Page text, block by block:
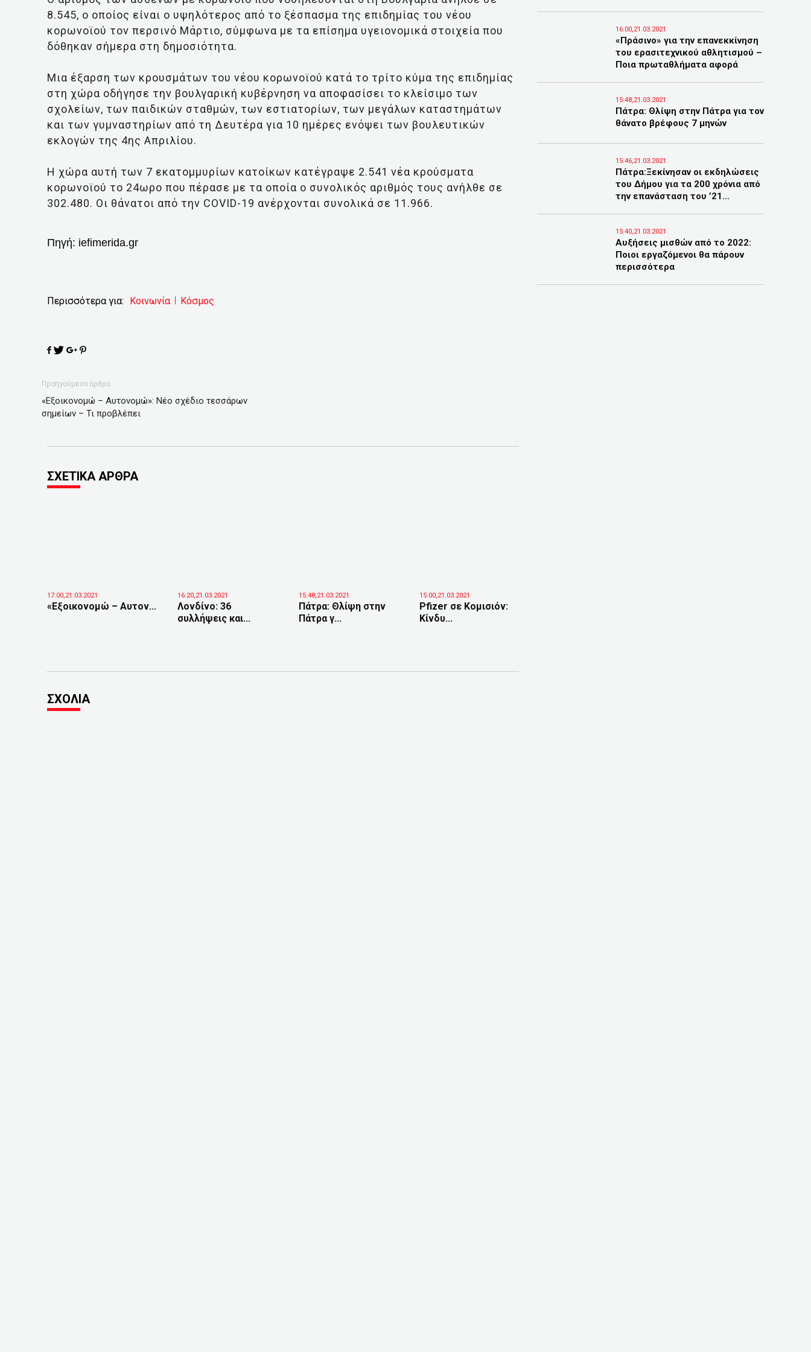
8.545, ο οποίος είναι ο υψηλότερος από το ξέσπασμα της επιδημίας του νέου
κορωνοϊού τον περσινό Μάρτιο, σύμφωνα με τα επίσημα υγειονομικά στοιχεία που
δόθηκαν σήμερα στη δημοσιότητα.
Μια έξαρση των κρουσμάτων του νέου κορωνοϊού κατά το τρίτο κύμα της επιδημίας
στη χώρα οδήγησε την βουλγαρική κυβέρνηση να αποφασίσει το κλείσιμο των
σχολείων, των παιδικών σταθμών, των εστιατορίων, των μεγάλων καταστημάτων
και των γυμναστηρίων από τη Δευτέρα για 10 ημέρες ενόψει των βουλευτικών
εκλογών της 4ης Απριλίου.
Η χώρα αυτή των 7 εκατομμυρίων κατοίκων κατέγραψε 2.541 νέα κρούσματα
κορωνοϊού το 24ωρο που πέρασε με τα οποία ο συνολικός αριθμός τους ανήλθε σε
302.480. Οι θάνατοι από την COVID-19 ανέρχονται συνολικά σε 11.966.
Πηγή: iefimerida.gr
Περισσότερα για: Κοινωνία Κόσμος
Προηγούμενο άρθρο
«Εξοικονομώ – Αυτονομώ»: Νέο σχέδιο τεσσάρων
σημείων – Τι προβλέπει
ΣΧΕΤΙΚΑ ΑΡΘΡΑ
17:00,21.03.2021
«Εξοικονομώ – Αυτον...
16:20,21.03.2021
Λονδίνο: 36
συλλήψεις και...
15:48,21.03.2021
Πάτρα: Θλίψη στην
Πάτρα γ...
15:00,21.03.2021
Pfizer σε Κομισιόν:
Κίνδυ...
ΣΧΟΛΙΑ
16:00,21.03.2021
«Πράσινο» για την επανεκκίνηση
του ερασιτεχνικού αθλητισμού –
Ποια πρωταθλήματα αφορά
15:48,21.03.2021
Πάτρα: Θλίψη στην Πάτρα για τον
θάνατο βρέφους 7 μηνών
15:46,21.03.2021
Πάτρα:Ξεκίνησαν οι εκδηλώσεις
του Δήμου για τα 200 χρόνια από
την επανάσταση του ’21...
15:40,21.03.2021
Αυξήσεις μισθών από το 2022:
Ποιοι εργαζόμενοι θα πάρουν
περισσότερα